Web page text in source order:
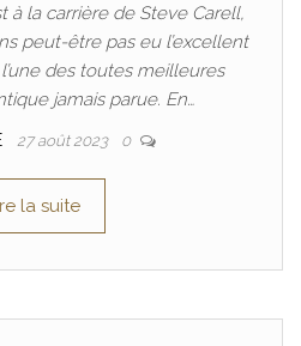
à la carrière de Steve Carell,
peut-être pas eu l’excellent
des toutes meilleures
jamais parue. En…
27 août 2023 0
la suite